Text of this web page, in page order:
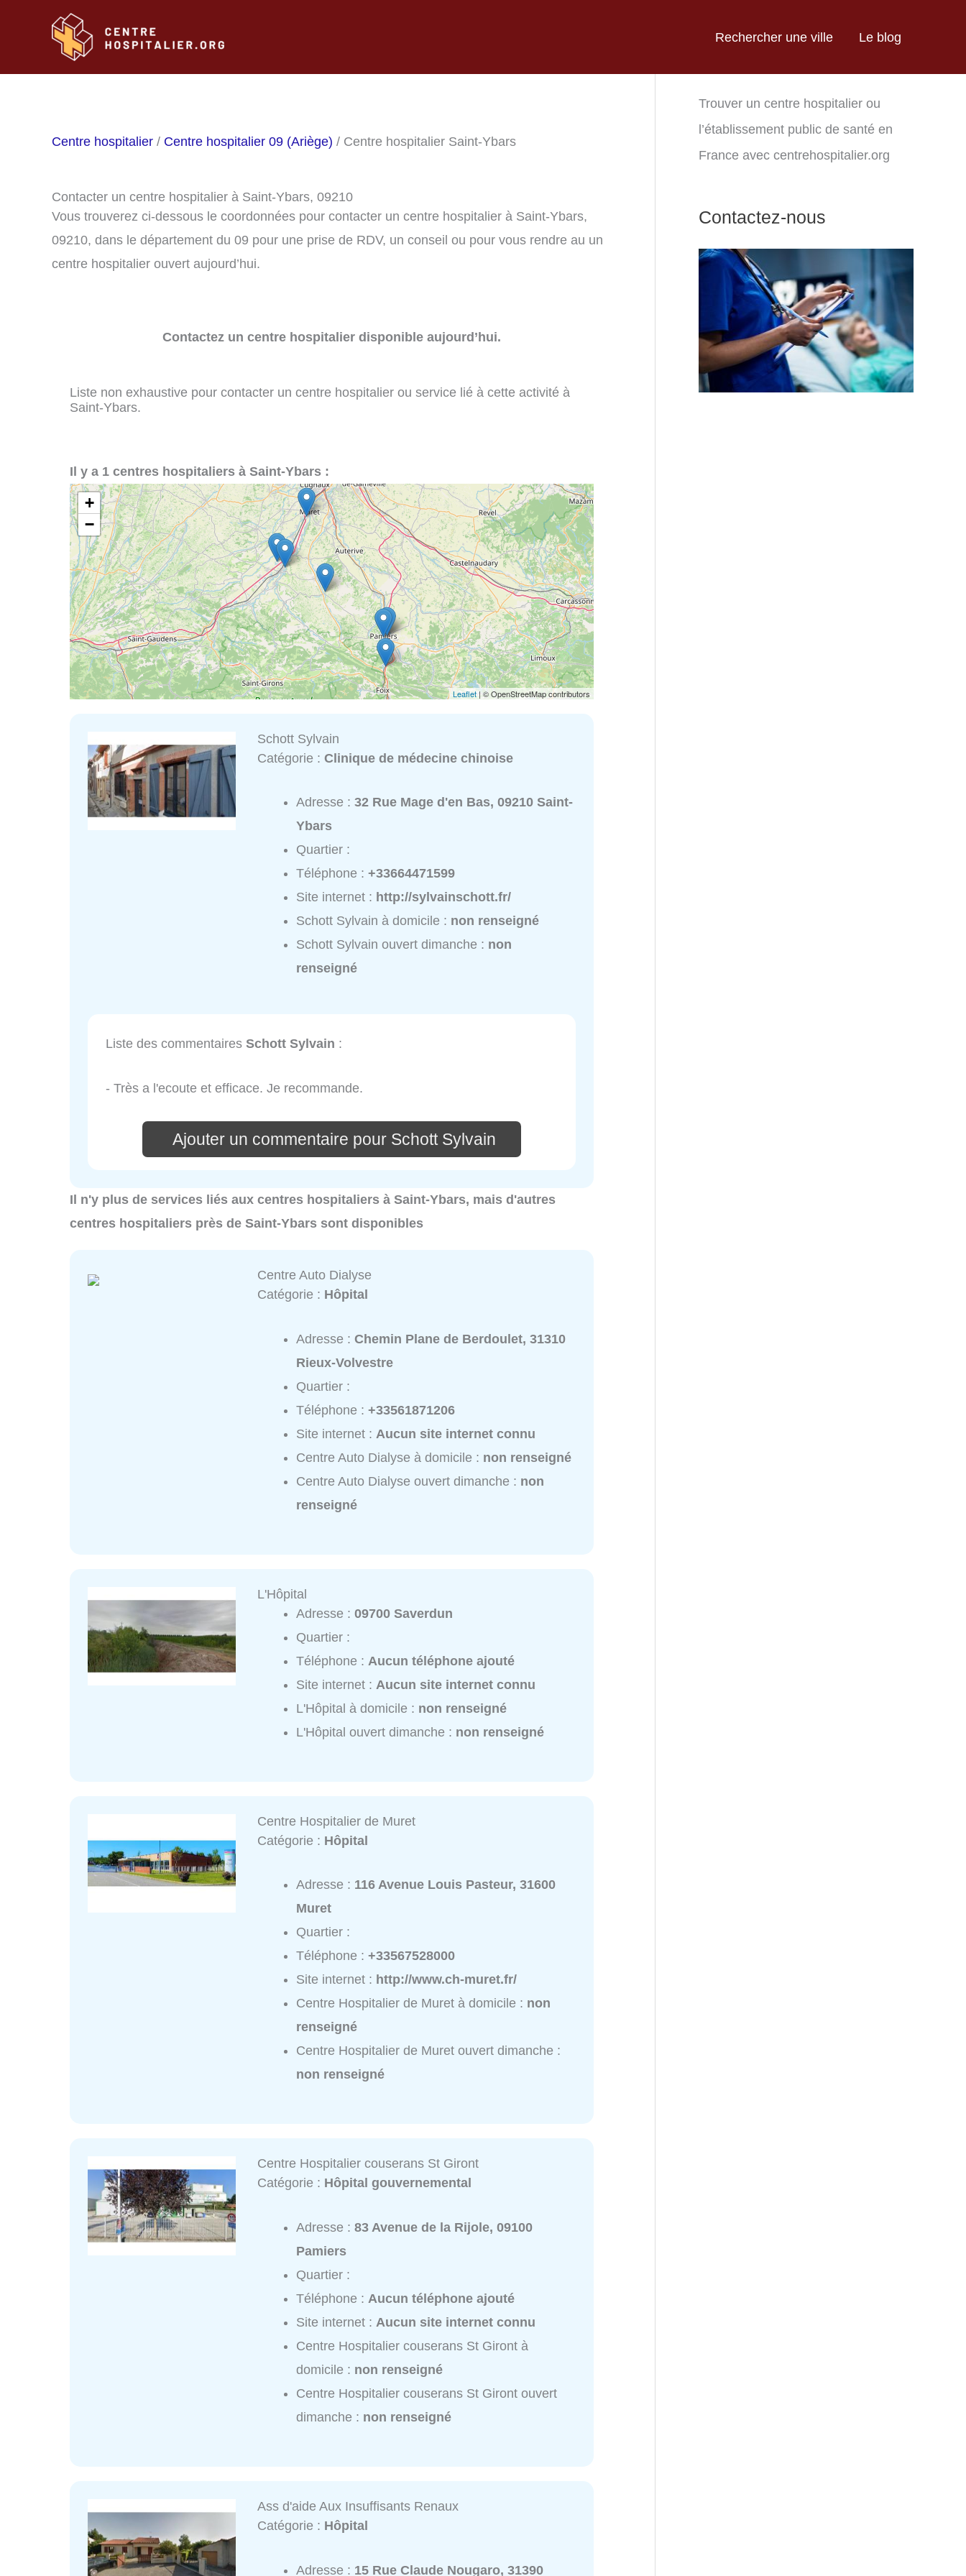
Rechercher une ville Le blog
Centre hospitalier / Centre hospitalier 09 (Ariège) / Centre hospitalier Saint-Ybars
Contacter un centre hospitalier à Saint-Ybars, 09210
Vous trouverez ci-dessous le coordonnées pour contacter un centre hospitalier à Saint-Ybars,
09210, dans le département du 09 pour une prise de RDV, un conseil ou pour vous rendre au un
centre hospitalier ouvert aujourd’hui.
Contactez un centre hospitalier disponible aujourd’hui.
Liste non exhaustive pour contacter un centre hospitalier ou service lié à cette activité à
Saint-Ybars.
Il y a 1 centres hospitaliers à Saint-Ybars :
+
−
Leaflet | © OpenStreetMap contributors
Schott Sylvain
Catégorie :Clinique de médecine chinoise
Adresse :32 Rue Mage d'en Bas, 09210 Saint-
Ybars
Quartier :
Téléphone :+33664471599
Site internet : http://sylvainschott.fr/
Schott Sylvain à domicile : non renseigné
Schott Sylvain ouvert dimanche : non
renseigné
Liste des commentaires Schott Sylvain :
- Très a l'ecoute et efficace. Je recommande.
Ajouter un commentaire pour Schott Sylvain
Il n'y plus de services liés aux centres hospitaliers à Saint-Ybars, mais d'autres
centres hospitaliers près de Saint-Ybars sont disponibles
Centre Auto Dialyse
Catégorie : Hôpital
Adresse :Chemin Plane de Berdoulet, 31310
Rieux-Volvestre
Quartier :
Téléphone :+33561871206
Site internet : Aucun site internet connu
Centre Auto Dialyse à domicile : non renseigné
Centre Auto Dialyse ouvert dimanche : non
renseigné
L'Hôpital
Adresse :09700 Saverdun
Quartier :
Téléphone : Aucun téléphone ajouté
Site internet : Aucun site internet connu
L'Hôpital à domicile : non renseigné
L'Hôpital ouvert dimanche : non renseigné
Centre Hospitalier de Muret
Catégorie : Hôpital
Adresse : 116 Avenue Louis Pasteur, 31600
Muret
Quartier :
Téléphone :+33567528000
Site internet : http://www.ch-muret.fr/
Centre Hospitalier de Muret à domicile : non
renseigné
Centre Hospitalier de Muret ouvert dimanche :
non renseigné
Centre Hospitalier couserans St Giront
Catégorie : Hôpital gouvernemental
Adresse :83 Avenue de la Rijole, 09100
Pamiers
Quartier :
Téléphone :Aucun téléphone ajouté
Site internet :Aucun site internet connu
Centre Hospitalier couserans St Giront à
domicile : non renseigné
Centre Hospitalier couserans St Giront ouvert
dimanche : non renseigné
Ass d'aide Aux Insuffisants Renaux
Catégorie : Hôpital
Adresse : 15 Rue Claude Nougaro, 31390
Trouver un centre hospitalier ou
l’établissement public de santé en
France avec centrehospitalier.org
Contactez-nous